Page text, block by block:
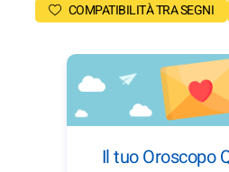
COMPATIBILITÀ TRA SEGNI
Il tuo Oroscopo